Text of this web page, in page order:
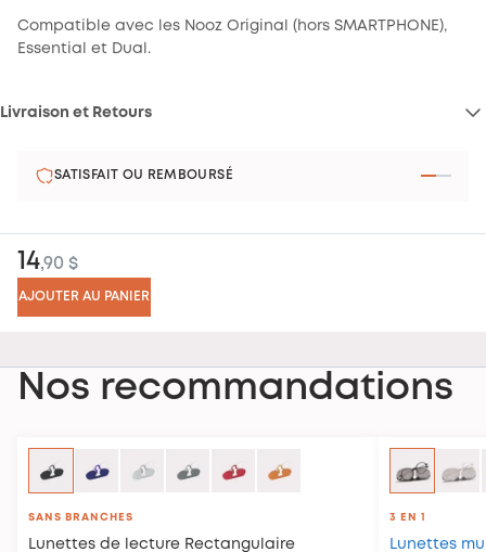
Compatible avec les Nooz Original (hors SMARTPHONE),
Essential et Dual.
Livraison et Retours
Satisfait ou remboursé :
SATISFAIT OU REMBOURSÉ
14,90 $
AJOUTER AU PANIER
Nos recommandations
SANS BRANCHES
Lunettes de lecture Rectangulaire
3 EN 1
Lunettes